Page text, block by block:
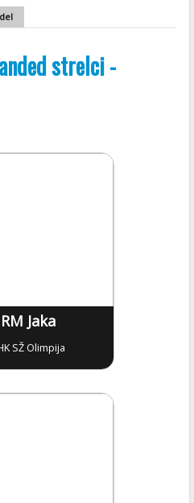
strelci -
Jaka
SŽ Olimpija